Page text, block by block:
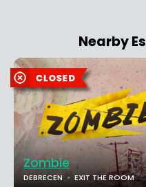
Nearby
Zombie
DEBRECEN EXIT THE ROOM